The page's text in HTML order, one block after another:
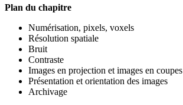
Plan du chapitre
Numérisation, pixels, voxels
Résolution spatiale
Bruit
Contraste
Images en projection et images en coupes
Présentation et orientation des images
Archivage